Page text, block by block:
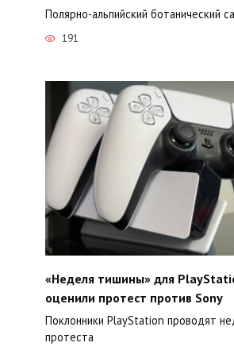
Полярно-альпийский ботанический
191
«Неделя тишины» для
оценили протест против Sony
Поклонники PlayStation проводят
протеста